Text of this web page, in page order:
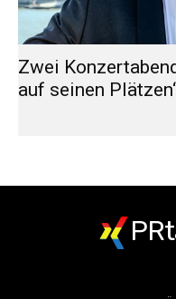
Zwei
auf seinen